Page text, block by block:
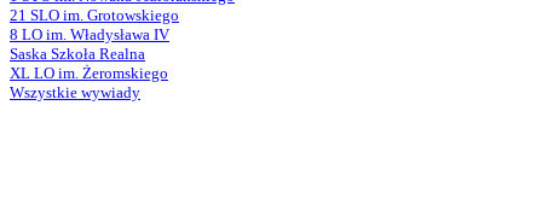
21 SLO im. Grotowskiego
8 LO im. Władysława IV
Saska Szkoła Realna
XL LO im. Żeromskiego
Wszystkie wywiady